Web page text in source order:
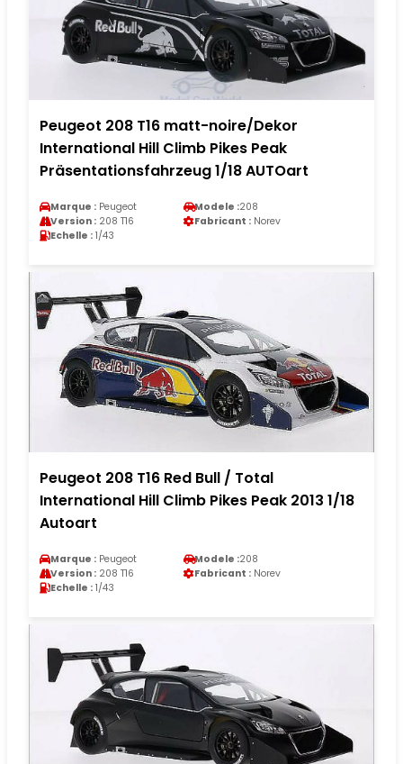
Peugeot 208 T16 matt-noire/Dekor
International Hill Climb Pikes Peak
Präsentationsfahrzeug 1/18 AUTOart
Marque : Peugeot Modele :208
Version : 208 T16 Fabricant : Norev
Echelle : 1/43
Peugeot 208 T16 Red Bull / Total
International Hill Climb Pikes Peak 2013 1/18
Autoart
Marque : Peugeot Modele :208
Version : 208 T16 Fabricant : Norev
Echelle : 1/43